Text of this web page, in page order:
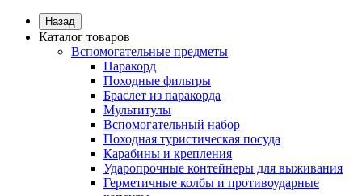
Назад
Каталог товаров
Вспомогательные предметы
Паракорд
Походные фильтры
Браслет из паракорда
Мультитулы
Вспомогательный набор
Походная туристическая посуда
Карабины и крепления
Ударопрочные контейнеры для выживания
Герметичные колбы и противоударные